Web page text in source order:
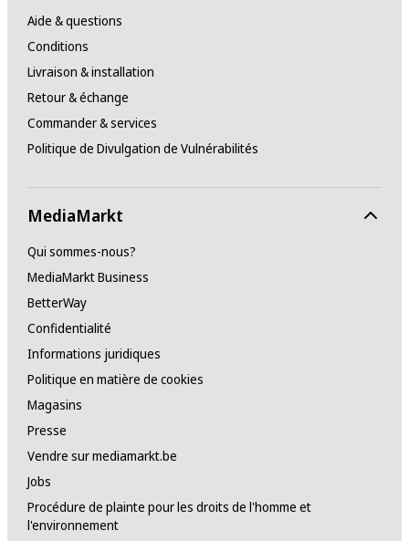
Aide & questions
Conditions
Livraison & installation
Retour & échange
Commander & services
Politique de Divulgation de Vulnérabilités
MediaMarkt
Qui sommes-nous?
MediaMarkt Business
BetterWay
Confidentialité
Informations juridiques
Politique en matière de cookies
Magasins
Presse
Vendre sur mediamarkt.be
Jobs
Procédure de plainte pour les droits de l'homme et
l'environnement